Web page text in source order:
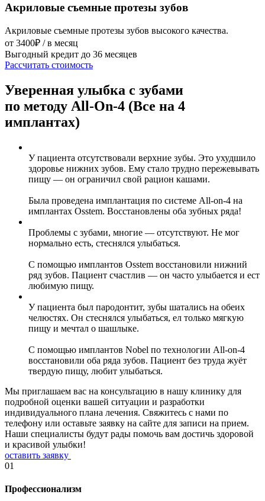
Акриловые съемные протезы зубов
Акриловые съемные протезы зубов высокого качества.
от 3400₽ / в месяц
Выгодный кредит до 36 месяцев
Рассчитать стоимость
Уверенная улыбка с зубами
по методу All-On-4 (Все на 4
имплантах)
У пациента отсутствовали верхние зубы. Это ухудшило
здоровье нижних зубов. Ему стало трудно пережевывать
пищу — он ограничил свой рацион кашами.
Была проведена имплантация по системе All-on-4 на
имплантах Osstem. Восстановлены оба зубных ряда!
Проблемы с зубами, многие — отсутствуют. Не мог
нормально есть, стеснялся улыбаться.
С помощью имплантов Osstem восстановили нижний
ряд зубов. Пациент счастлив — он часто улыбается и ест
любимую пищу.
У пациента был пародонтит, зубы шатались на обеих
челюстях. Он стеснялся улыбаться, ел только мягкую
пищу и мечтал о шашлыке.
С помощью имплантов Nobel по технологии All-on-4
восстановили оба ряда зубов. Пациент без труда жуёт
твердую пищу, любит улыбаться.
Мы приглашаем вас на консультацию в нашу клинику для
подробной оценки вашей ситуации и разработки
индивидуального плана лечения. Свяжитесь с нами по
телефону или оставьте заявку на сайте для записи на прием.
Наши специалисты будут рады помочь вам достичь здоровой
и красивой улыбки!
оставить заявку
01
Профессионализм